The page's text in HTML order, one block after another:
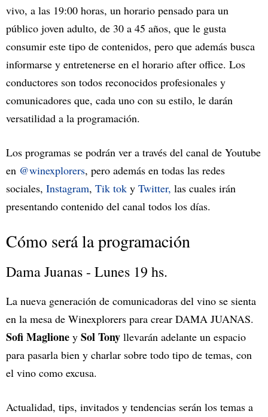
vivo, a las 19:00 horas, un horario pensado para un
público joven adulto, de 30 a 45 años, que le gusta
consumir este tipo de contenidos, pero que además busca
informarse y entretenerse en el horario after office. Los
conductores son todos reconocidos profesionales y
comunicadores que, cada uno con su estilo, le darán
versatilidad a la programación.
Los programas se podrán ver a través del canal de Youtube
en @winexplorers, pero además en todas las redes
sociales, Instagram, Tik tok y Twitter, las cuales irán
presentando contenido del canal todos los días.
Cómo será la programación
Dama Juanas - Lunes 19 hs.
La nueva generación de comunicadoras del vino se sienta
en la mesa de Winexplorers para crear DAMA JUANAS.
Sofi Maglione y Sol Tony llevarán adelante un espacio
para pasarla bien y charlar sobre todo tipo de temas, con
el vino como excusa.
Actualidad, tips, invitados y tendencias serán los temas a